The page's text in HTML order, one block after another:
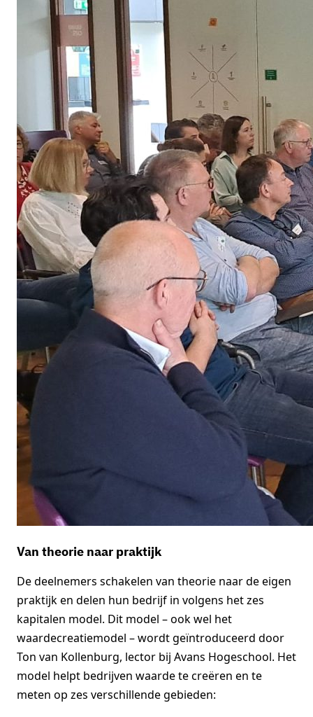
Van theorie naar praktijk
De deelnemers schakelen van theorie naar de eigen
praktijk en delen hun bedrijf in volgens het zes
kapitalen model. Dit model – ook wel het
waardecreatiemodel – wordt geïntroduceerd door
Ton van Kollenburg, lector bij Avans Hogeschool. Het
model helpt bedrijven waarde te creëren en te
meten op zes verschillende gebieden: